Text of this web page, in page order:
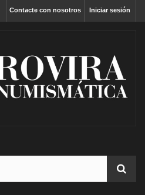
Iniciar sesión
Contacte con nosotros